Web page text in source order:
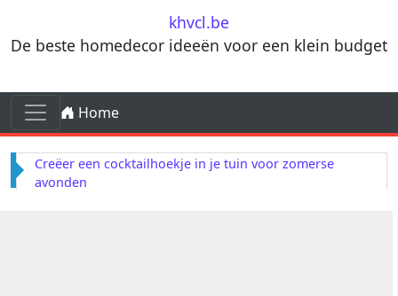
khvcl.be
De beste homedecor ideeën voor een klein budget
Skip to content
Main Navigation
Home
Terracotta decorelementen voor mediterrane
invloeden in je woonkamer